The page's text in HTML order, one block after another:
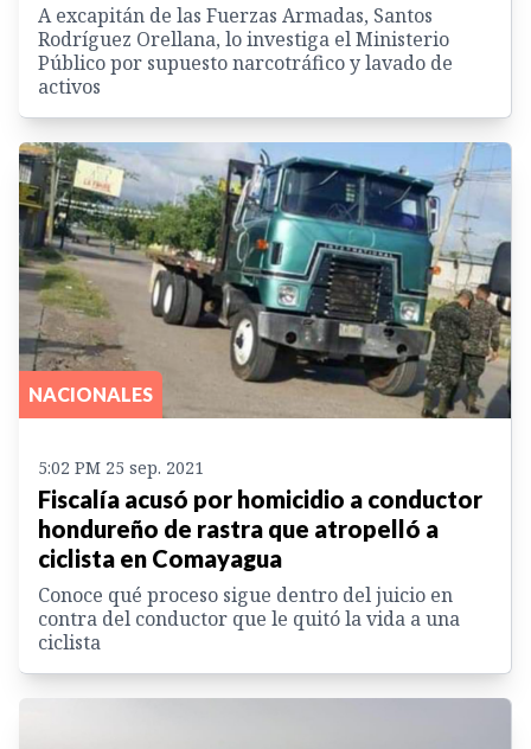
A excapitán de las Fuerzas Armadas, Santos
Rodríguez Orellana, lo investiga el Ministerio
Público por supuesto narcotráfico y lavado de
activos
NACIONALES
5:02 PM 25 sep. 2021
Fiscalía acusó por homicidio a conductor
hondureño de rastra que atropelló a
ciclista en Comayagua
Conoce qué proceso sigue dentro del juicio en
contra del conductor que le quitó la vida a una
ciclista